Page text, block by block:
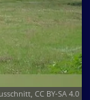
CC BY-SA 4.0